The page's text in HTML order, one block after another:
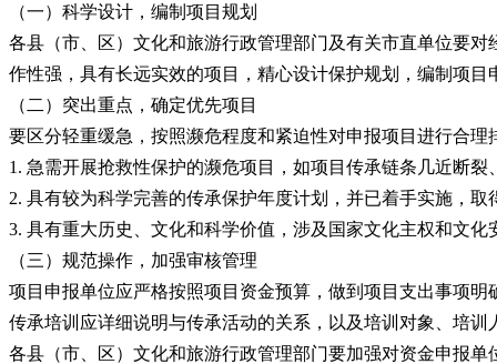
（一）科学设计，编制项目规划
各县（市、区）文化和旅游行政管理部门及有关市直单位要
作性强，具有长远实效的项目，精心设计保护规划，编制项目
（二）突出重点，确定优先项目
要区分轻重缓急，按照濒危程度和紧迫性对申报项目进行合
1. 急需开展抢救性保护的濒危项目，如项目传承链条几近断裂
2. 具有较为科学完善的传承保护年度计划，并已着手实施，取
3. 具有重大历史、文化和科学价值，涉及国家文化主权和文
（三）规范操作，加强审核管理
项目申报单位应严格按照项目资金预算，做到项目支出事项
传承培训应详细说明与传承活动的关系，以及培训对象、培
各县（市、区）文化和旅游行政管理部门要加强对资金申报